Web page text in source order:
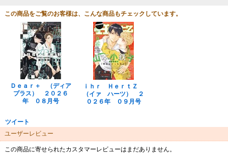
この商品をご覧のお客様は、こんな商品もチェックしています。
Ｄｅａｒ＋ （ディア
プラス） ２０２６
年 ０８月号
ｉｈｒ ＨｅｒｔＺ
（イァ ハーツ） ２
０２６年 ０９月号
ツイート
ユーザーレビュー
この商品に寄せられたカスタマーレビューはまだありません。